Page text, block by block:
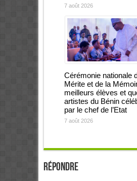
7 août 2026
Cérémonie nationale
Mérite et de la
meilleurs élèves et
artistes du Bénin
par le chef de l’Etat
7 août 2026
Répondre